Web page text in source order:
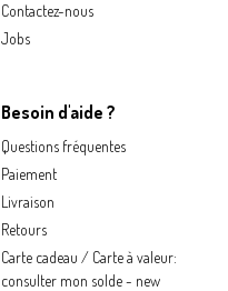
Contactez-nous
Jobs
Besoin d'aide ?
Questions fréquentes
Paiement
Livraison
Retours
Carte cadeau / Carte à valeur:
consulter mon solde - new